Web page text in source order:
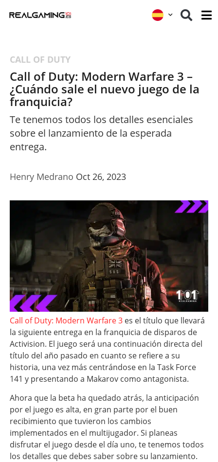
CALL OF DUTY
Call of Duty: Modern Warfare 3 –
¿Cuándo sale el nuevo juego de la
franquicia?
Te tenemos todos los detalles esenciales
sobre el lanzamiento de la esperada
entrega.
Henry Medrano Oct 26, 2023
Call of Duty: Modern Warfare 3 es el título que llevará
la siguiente entrega en la franquicia de disparos de
Activision. El juego será una continuación directa del
título del año pasado en cuanto se refiere a su
historia, una vez más centrándose en la Task Force
141 y presentando a Makarov como antagonista.
Ahora que la beta ha quedado atrás, la anticipación
por el juego es alta, en gran parte por el buen
recibimiento que tuvieron los cambios
implementados en el multijugador. Si planeas
disfrutar el juego desde el día uno, te tenemos todos
los detalles que debes saber sobre su lanzamiento.